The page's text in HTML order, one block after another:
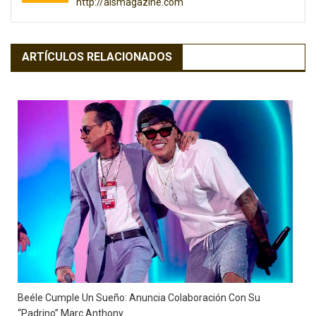
ARTÍCULOS RELACIONADOS
Beéle Cumple Un Sueño: Anuncia Colaboración Con Su
“padrino” Marc Anthony